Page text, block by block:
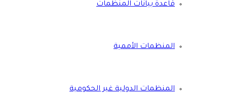
قاعدة بيانات المنظمات
المنظمات الأممية
المنظمات الدولية غير الحكومية